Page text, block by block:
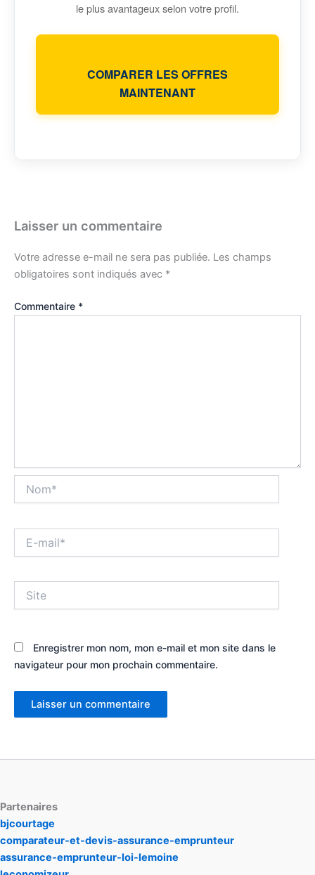
le plus avantageux selon votre profil.
COMPARER LES OFFRES
MAINTENANT
Laisser un commentaire
Votre adresse e-mail ne sera pas publiée. Les champs
obligatoires sont indiqués avec *
Commentaire *
mail*
Enregistrer mon nom, mon e-mail et mon site dans le
navigateur pour mon prochain commentaire.
Partenaires
bjcourtage
comparateur-et-devis-assurance-emprunteur
assurance-emprunteur-loi-lemoine